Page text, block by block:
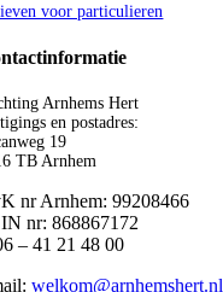
voor particulieren
Arnhems Hert
en postadres:
19
TB Arnhem
nr Arnhem: 99208466
nr: 868867172
– 41 21 48 00
welkom@arnhemshert.nl